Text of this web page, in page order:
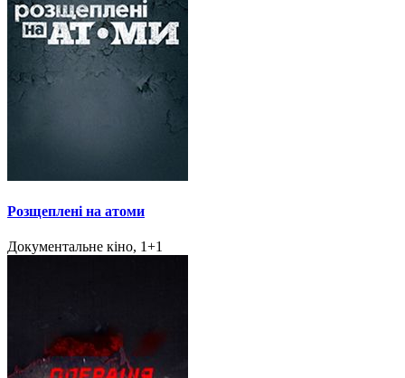
Розщеплені на атоми
Документальне кіно, 1+1